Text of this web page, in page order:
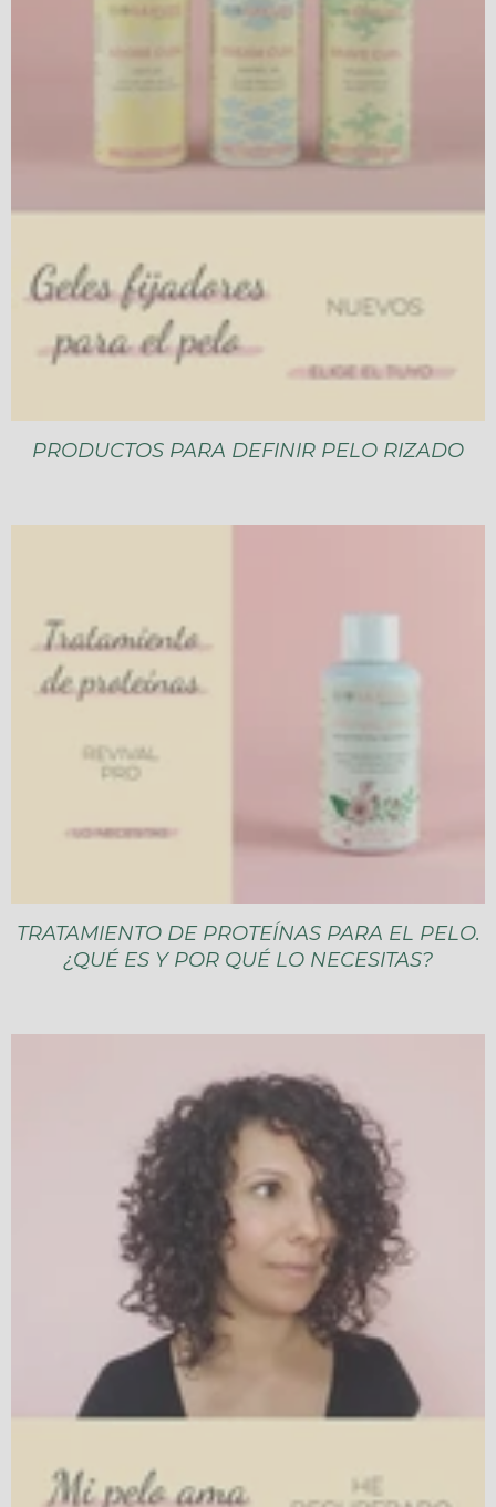
PRODUCTOS PARA DEFINIR PELO RIZADO
TRATAMIENTO DE PROTEÍNAS PARA EL PELO.
¿QUÉ ES Y POR QUÉ LO NECESITAS?